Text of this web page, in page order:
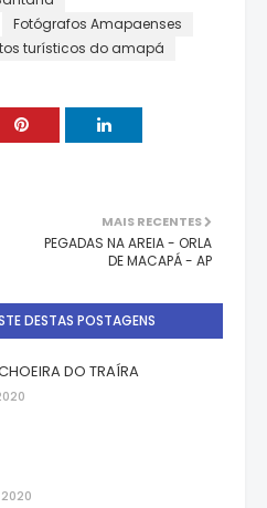
Fotógrafos Amapaenses
turísticos do amapá
MAIS RECENTES
PEGADAS NA AREIA - ORLA
DE MACAPÁ - AP
DESTAS POSTAGENS
DO TRAÍRA